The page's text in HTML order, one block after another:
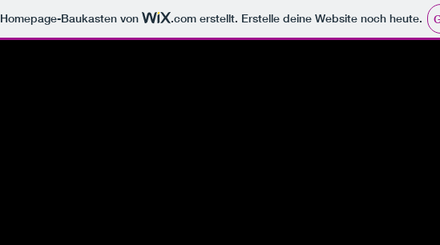
Baukasten von .com erstellt. Erstelle deine Website noch heute.